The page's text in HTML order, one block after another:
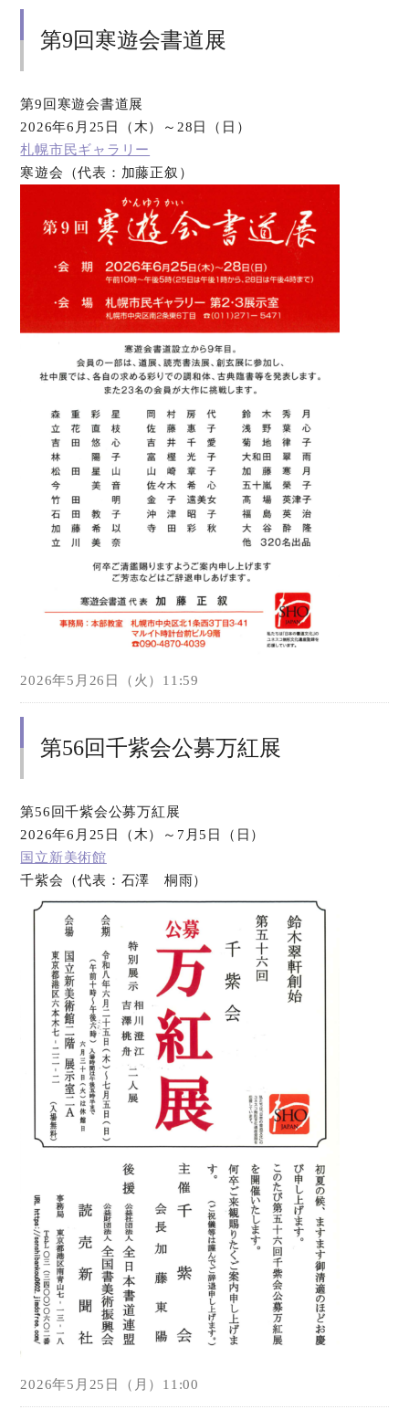
第9回寒遊会書道展
第9回寒遊会書道展
2026年6月25日（木）～28日（日）
札幌市民ギャラリー
寒遊会（代表：加藤正叙）
2026年5月26日（火）11:59
第56回千紫会公募万紅展
第56回千紫会公募万紅展
2026年6月25日（木）～7月5日（日）
国立新美術館
千紫会（代表：石澤 桐雨）
2026年5月25日（月）11:00